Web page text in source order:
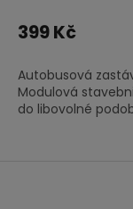
399 Kč
Autobusová
Modulová
do libovolné